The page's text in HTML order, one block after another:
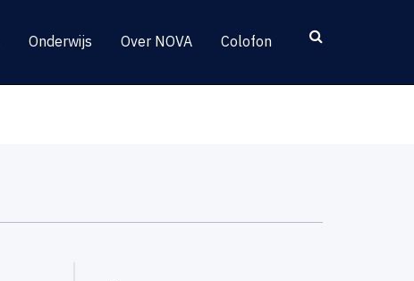
Onderwijs Over NOVA Colofon